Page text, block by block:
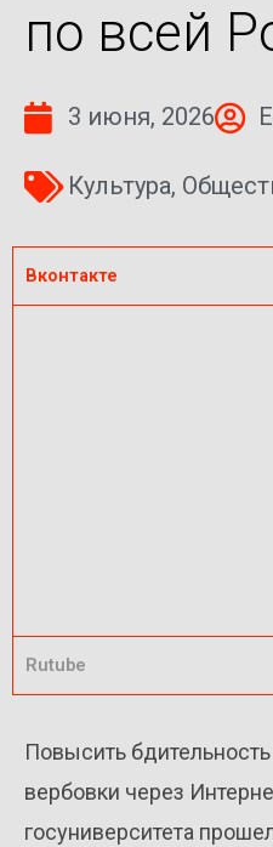
по всей
3 июня, 2026
Культура,
Вконтакте
Rutube
Повысить
вербовки через
госуниверситета